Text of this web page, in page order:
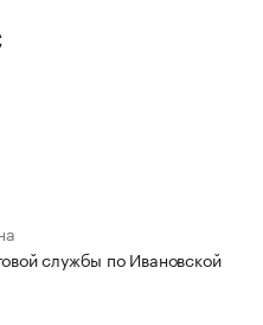
службы по Ивановской